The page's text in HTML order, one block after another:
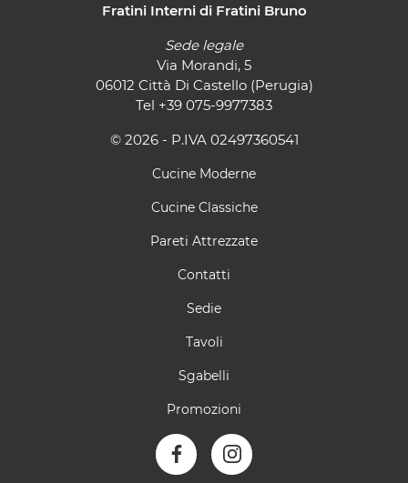
Fratini Interni di Fratini Bruno
Sede legale
Via Morandi, 5
06012 Città Di Castello (Perugia)
Tel +39 075-9977383
© 2026 - P.IVA 02497360541
Cucine Moderne
Cucine Classiche
Pareti Attrezzate
Contatti
Sedie
Tavoli
Sgabelli
Promozioni